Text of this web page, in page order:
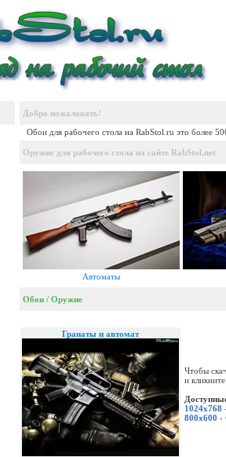
Добро пожаловать!
Обои для рабочего стола на RabStol.ru это более
Оружие для рабочего стола на сайте RabStol.net
Автоматы
Обои / Оружие
Гранаты и автомат
Чтобы
и
1024x768
800x600 -